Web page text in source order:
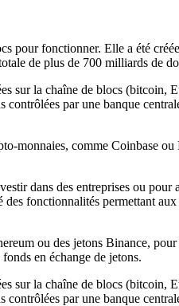
fonctionner. Elle a été
de plus de 700 milliards de
sur la chaîne de blocs
par une banque
monnaies, comme Coinbase
dans des entreprises ou pour
fonctionnalités permettant
ou des jetons Binance,
en échange de jetons.
sur la chaîne de blocs
contrôlées par une banque